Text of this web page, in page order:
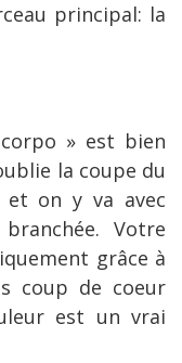
principal: la
» est bien
la coupe du
on y va avec
Votre
grâce à
coup de coeur
est un vrai